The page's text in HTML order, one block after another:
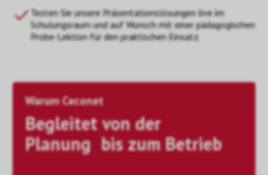
Testen Sie unsere Präsentationslösungen live im
Schulungsraum und auf Wunsch mit einer pädagogischen
Probe-Lektion für den praktischen Einsatz.
Warum Ceconet
Begleitet von der
Planung bis zum Betrieb